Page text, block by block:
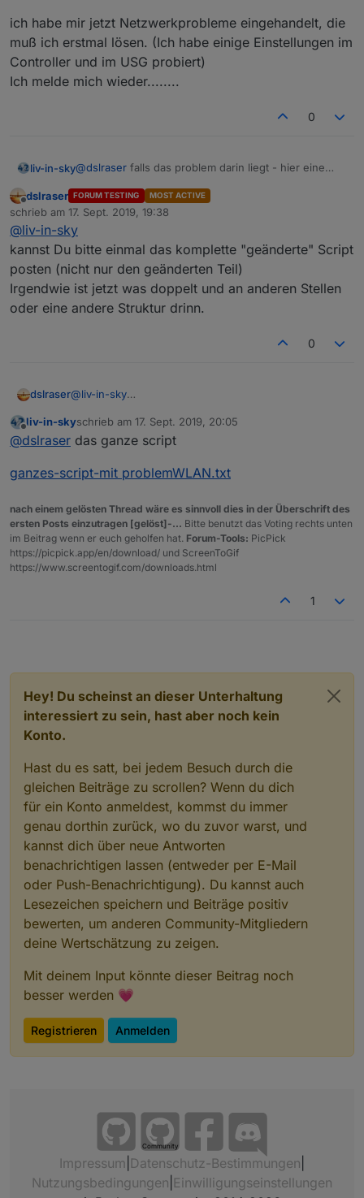
durchläufen auf false - vielleicht funktioniert das
nächste update rein
unifi-main-scrip-WLANproblemt.txt
ich habe mir jetzt Netzwerkprobleme eingehandelt, die
muß ich erstmal lösen. (Ich habe einige Einstellungen im
Controller und im USG probiert)
Ich melde mich wieder........
0
liv-in-sky@dslraser falls das problem darin liegt - hier eine
setzte problemWLAN auf true und countFalseSetting
ertmal auf 2 lassen - wenn immer noch problem,
dann mal countFalseSetting mit 3 probieren - diese
version setzt bei fehlenden daten erst nach 2
durchläufen auf false - vielleicht funktioniert das
ist nicht getestet, da ich das nicht so einfach
nachstellen kann - wenn es klappt mach ich das in s
nächste update rein
unifi-main-scrip-WLANproblemt.txt
Offline
dslraser FORUM TESTING MOST ACTIVE
schrieb am 17. Sept. 2019, 19:38
zuletzt editiert von
@liv-in-sky
kannst Du bitte einmal das komplette "geänderte" Script
posten (nicht nur den geänderten Teil)
Irgendwie ist jetzt was doppelt und an anderen Stellen
oder eine andere Struktur drinn.
0
dslraser@liv-in-sky
Script posten (nicht nur den geänderten Teil)
Irgendwie ist jetzt was doppelt und an anderen Stellen
Offline
liv-in-skyschrieb am 17. Sept. 2019, 20:05
zuletzt editiert von
@dslraser das ganze script
ganzes-script-mit problemWLAN.txt
nach einem gelösten Thread wäre es sinnvoll dies in der Überschrift des
ersten Posts einzutragen [gelöst]-... Bitte benutzt das Voting rechts unten
im Beitrag wenn er euch geholfen hat. Forum-Tools: PicPick
https://picpick.app/en/download/ und ScreenToGif
https://www.screentogif.com/downloads.html
1
Hey! Du scheinst an dieser Unterhaltung
interessiert zu sein, hast aber noch kein
Konto.
Hast du es satt, bei jedem Besuch durch die
gleichen Beiträge zu scrollen? Wenn du dich
für ein Konto anmeldest, kommst du immer
genau dorthin zurück, wo du zuvor warst, und
kannst dich über neue Antworten
benachrichtigen lassen (entweder per E-Mail
oder Push-Benachrichtigung). Du kannst auch
Lesezeichen speichern und Beiträge positiv
bewerten, um anderen Community-Mitgliedern
deine Wertschätzung zu zeigen.
Mit deinem Input könnte dieser Beitrag noch
besser werden 💗
Registrieren Anmelden
Community
Impressum Datenschutz-Bestimmungen
Nutzungsbedingungen Einwilligungseinstellungen